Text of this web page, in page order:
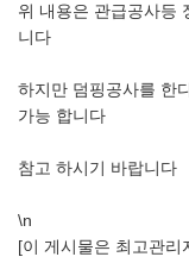
위 내용은 관급공사등
니다
하지만 덤핑공사를 한
가능 합니다
참고 하시기 바랍니다
\n
[이 게시물은 최고관